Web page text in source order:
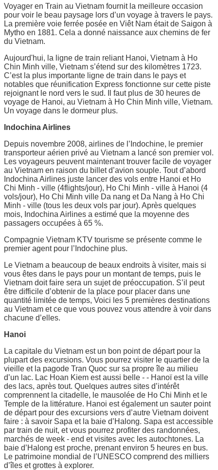
Voyager en Train au Vietnam fournit la meilleure occasion
pour voir le beau paysage lors d’un voyage à travers le pays.
La première voie ferrée posée en Viêt Nam était de Saigon à
Mytho en 1881. Cela a donné naissance aux chemins de fer
du Vietnam.
Aujourd'hui, la ligne de train reliant Hanoi, Vietnam à Ho
Chin Minh ville, Vietnam s’étend sur des kilomètres 1723.
C’est la plus importante ligne de train dans le pays et
notables que réunification Express fonctionne sur cette piste
rejoignant le nord vers le sud. Il faut plus de 30 heures de
voyage de Hanoi, au Vietnam à Ho Chin Minh ville, Vietnam.
Un voyage dans le dormeur plus.
Indochina Airlines
Depuis novembre 2008, airlines de l’Indochine, le premier
transporteur aérien privé au Vietnam a lancé son premier vol.
Les voyageurs peuvent maintenant trouver facile de voyager
au Vietnam en raison du billet d’avion souple. Tout d’abord
Indochina Airlines juste lancer des vols entre Hanoi et Ho
Chi Minh - ville (4flights/jour), Ho Chi Minh - ville à Hanoi (4
vols/jour), Ho Chi Minh ville Da nang et Da Nang à Ho Chi
Minh - ville (tous les deux vols par jour). Après quelques
mois, Indochina Airlines a estimé que la moyenne des
passagers occupées à 65 %.
Compagnie Vietnam KTV tourisme se présente comme le
premier agent pour l’Indochine plus.
Le Vietnam a beaucoup de beaux endroits à visiter, mais si
vous êtes dans le pays pour un montant de temps, puis le
Vietnam doit faire sera un sujet de préoccupation. S’il peut
être difficile d’obtenir de la place pour placer dans une
quantité limitée de temps, Voici les 5 premières destinations
au Vietnam et ce que vous pouvez vous attendre à voir dans
chacune d’elles.
Hanoi
La capitale du Vietnam est un bon point de départ pour la
plupart des excursions. Vous pourrez visiter le quartier de la
vieille et la pagode Tran Quoc sur sa propre île au milieu
d’un lac. Lac Hoan Kiem est aussi belle - - Hanoï est la ville
des lacs, après tout. Quelques autres sites d’intérêt
comprennent la citadelle, le mausolée de Ho Chi Minh et le
Temple de la littérature. Hanoi est également un sauter point
de départ pour des excursions vers d’autre Vietnam doivent
faire : à savoir Sapa et la baie d’Halong. Sapa est accessible
par train de nuit, et vous pourrez profiter des randonnées,
marchés de week - end et visites avec les autochtones. La
baie d’Halong est proche, prenant environ 5 heures en bus.
Le patrimoine mondial de l’UNESCO comprend des milliers
d’îles et grottes à explorer.